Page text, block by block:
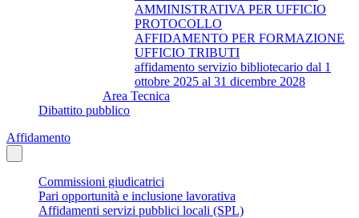
AMMINISTRATIVA PER UFFICIO
PROTOCOLLO
AFFIDAMENTO PER FORMAZIONE
UFFICIO TRIBUTI
affidamento servizio bibliotecario dal 1
ottobre 2025 al 31 dicembre 2028
Area Tecnica
Dibattito pubblico
Affidamento
Commissioni giudicatrici
Pari opportunità e inclusione lavorativa
Affidamenti servizi pubblici locali (SPL)